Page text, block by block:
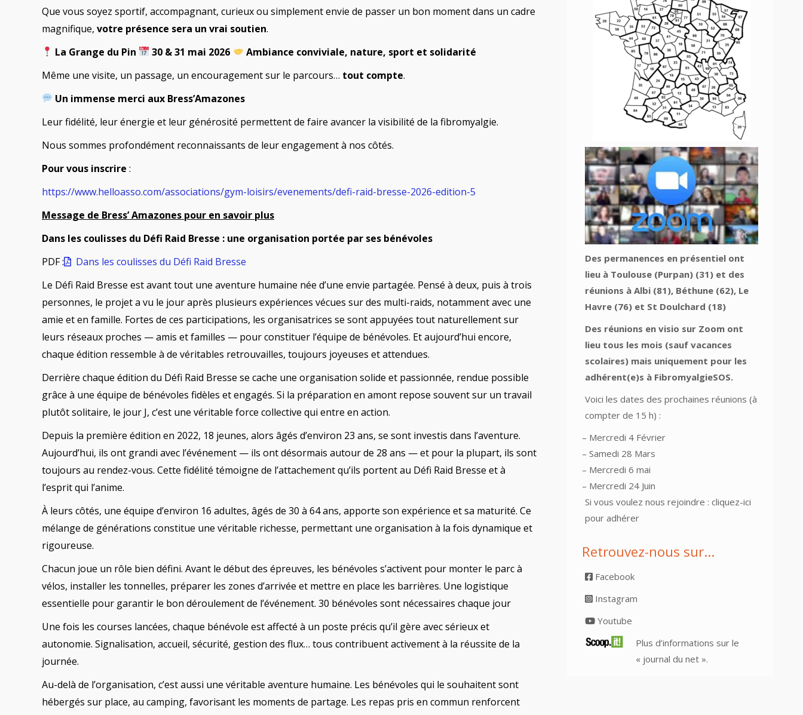
Que vous soyez sportif, accompagnant, curieux ou simplement envie de passer un bon moment dans un cadre
magnifique, votre présence sera un vrai soutien.
La Grange du Pin
30 & 31 mai 2026
Ambiance conviviale, nature, sport et solidarité
Même une visite, un passage, un encouragement sur le parcours… tout compte.
Un immense merci aux Bress’Amazones
Leur fidélité, leur énergie et leur générosité permettent de faire avancer la visibilité de la fibromyalgie.
Nous sommes profondément reconnaissants de leur engagement à nos côtés.
Pour vous inscrire :
https://www.helloasso.com/associations/gym-loisirs/evenements/defi-raid-bresse-2026-edition-5
Message de Bress’ Amazones pour en savoir plus
Dans les coulisses du Défi Raid Bresse : une organisation portée par ses bénévoles
PDF :
Dans les coulisses du Défi Raid Bresse
Le Défi Raid Bresse est avant tout une aventure humaine née d’une envie partagée. Pensé à deux, puis à trois
personnes, le projet a vu le jour après plusieurs expériences vécues sur des multi-raids, notamment avec une
amie et en famille. Fortes de ces participations, les organisatrices se sont appuyées tout naturellement sur
leurs réseaux proches — amis et familles — pour constituer l’équipe de bénévoles. Et aujourd’hui encore,
chaque édition ressemble à de véritables retrouvailles, toujours joyeuses et attendues.
Derrière chaque édition du Défi Raid Bresse se cache une organisation solide et passionnée, rendue possible
grâce à une équipe de bénévoles fidèles et engagés. Si la préparation en amont repose souvent sur un travail
plutôt solitaire, le jour J, c’est une véritable force collective qui entre en action.
Depuis la première édition en 2022, 18 jeunes, alors âgés d’environ 23 ans, se sont investis dans l’aventure.
Aujourd’hui, ils ont grandi avec l’événement — ils ont désormais autour de 28 ans — et pour la plupart, ils sont
toujours au rendez-vous. Cette fidélité témoigne de l’attachement qu’ils portent au Défi Raid Bresse et à
l’esprit qui l’anime.
À leurs côtés, une équipe d’environ 16 adultes, âgés de 30 à 64 ans, apporte son expérience et sa maturité. Ce
mélange de générations constitue une véritable richesse, permettant une organisation à la fois dynamique et
rigoureuse.
Chacun joue un rôle bien défini. Avant le début des épreuves, les bénévoles s’activent pour monter le parc à
vélos, installer les tonnelles, préparer les zones d’arrivée et mettre en place les barrières. Une logistique
essentielle pour garantir le bon déroulement de l’événement. 30 bénévoles sont nécessaires chaque jour
Une fois les courses lancées, chaque bénévole est affecté à un poste précis qu’il gère avec sérieux et
autonomie. Signalisation, accueil, sécurité, gestion des flux… tous contribuent activement à la réussite de la
journée.
Au-delà de l’organisation, c’est aussi une véritable aventure humaine. Les bénévoles qui le souhaitent sont
hébergés sur place, au camping, favorisant les moments de partage. Les repas pris en commun renforcent
Des permanences en présentiel ont
lieu à Toulouse (Purpan) (31) et des
réunions à Albi (81), Béthune (62), Le
Havre (76) et St Doulchard (18)
Des réunions en visio sur Zoom ont
lieu tous les mois (sauf vacances
scolaires) mais uniquement pour les
adhérent(e)s à FibromyalgieSOS.
Voici les dates des prochaines réunions (à
compter de 15 h) :
– Mercredi 4 Février
– Samedi 28 Mars
– Mercredi 6 mai
– Mercredi 24 Juin
Si vous voulez nous rejoindre : cliquez-ici
pour adhérer
Retrouvez-nous sur…
Facebook
Instagram
Youtube
Plus d’informations sur le
« journal du net ».